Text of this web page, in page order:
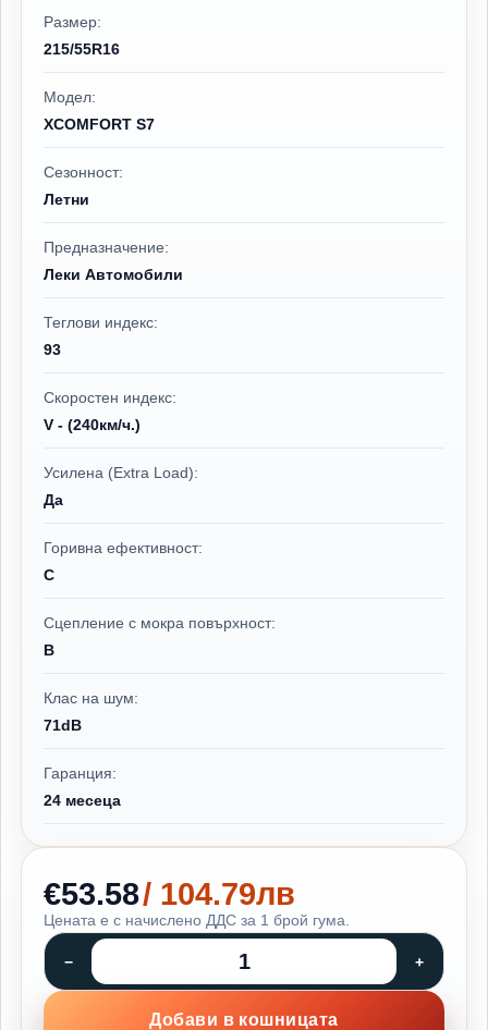
Размер:
215/55R16
Модел:
XCOMFORT S7
Сезонност:
Летни
Предназначение:
Леки Автомобили
Теглови индекс:
93
Скоростен индекс:
V - (240км/ч.)
Усилена (Extra Load):
Да
Горивна ефективност:
C
Сцепление с мокра повърхност:
B
Клас на шум:
71dB
Гаранция:
24 месеца
€53.58/ 104.79лв
Цената е с начислено ДДС за 1 брой гума.
Добави в кошницата